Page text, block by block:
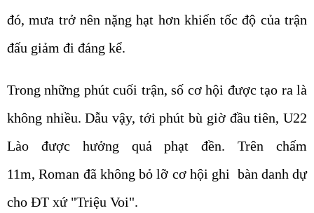
đó, mưa trở nên nặng hạt hơn khiến tốc độ của trận
đấu giảm đi đáng kể.
Trong những phút cuối trận, số cơ hội được tạo ra là
không nhiều. Dẫu vậy, tới phút bù giờ đầu tiên, U22
Lào được hưởng quả phạt đền. Trên chấm
11m, Roman đã không bỏ lỡ cơ hội ghi bàn danh dự
cho ĐT xứ "Triệu Voi".